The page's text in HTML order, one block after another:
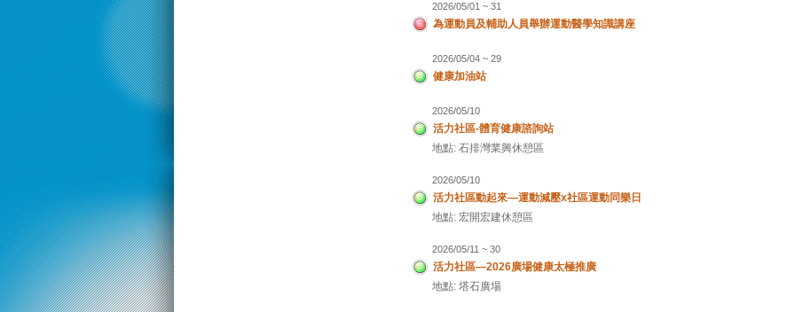
2026/05/01 ~ 31
為運動員及輔助人員舉辦運動醫學知識講座
2026/05/04 ~ 29
健康加油站
2026/05/10
活力社區-體育健康諮詢站
地點: 石排灣業興休憩區
2026/05/10
活力社區動起來—運動減壓x社區運動同樂日
地點: 宏開宏建休憩區
2026/05/11 ~ 30
活力社區—2026廣場健康太極推廣
地點: 塔石廣場